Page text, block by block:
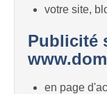
votre site,
Publicité
en page